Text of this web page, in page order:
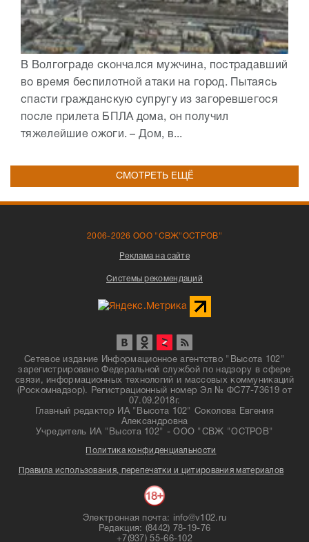
В Волгограде скончался мужчина, пострадавший
во время беспилотной атаки на город. Пытаясь
спасти гражданскую супругу из загоревшегося
после прилета БПЛА дома, он получил
тяжелейшие ожоги. – Дом, в...
СМОТРЕТЬ ЕЩЁ
2006-2026 ООО "СВЖ"ОСТРОВ"
Реклама на сайте
Системы рекомендаций
Сетевое издание Информационное агентство "Высота 102"
зарегистрировано Федеральной службой по надзору в сфере
связи, информационных технологий и массовых коммуникаций
(Роскомнадзор). Регистрационный номер Эл № ФС77-73619 от
07.09.2018г.
Главный редактор ИА "Высота 102" Соколова Евгения
Александровна
Учредитель ИА "Высота 102" - ООО "СВЖ "ОСТРОВ"
Политика конфиденциальности
Правила использования, перепечатки и цитирования материалов
Электронная почта: info@v102.ru
Редакция: (8442) 78-19-76
+7(937) 55-66-102